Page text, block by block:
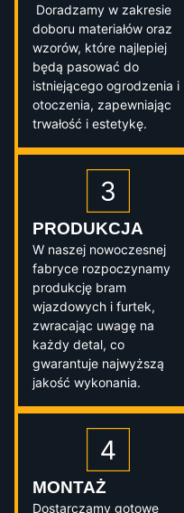
Doradzamy w zakresie
doboru materiałów oraz
wzorów, które najlepiej
będą pasować do
istniejącego ogrodzenia i
otoczenia, zapewniając
trwałość i estetykę.
PRODUKCJA
W naszej nowoczesnej
fabryce rozpoczynamy
produkcję bram
wjazdowych i furtek,
zwracając uwagę na
każdy detal, co
gwarantuje najwyższą
jakość wykonania.
MONTAŻ
Dostarczamy gotowe